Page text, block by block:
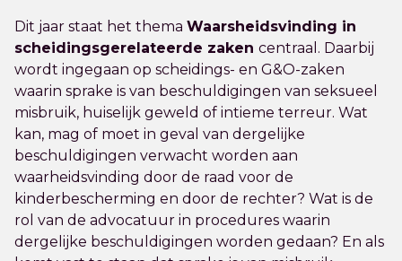
Dit jaar staat het thema Waarsheidsvinding in
scheidingsgerelateerde zaken centraal. Daarbij
wordt ingegaan op scheidings- en G&O-zaken
waarin sprake is van beschuldigingen van seksueel
misbruik, huiselijk geweld of intieme terreur. Wat
kan, mag of moet in geval van dergelijke
beschuldigingen verwacht worden aan
waarheidsvinding door de raad voor de
kinderbescherming en door de rechter? Wat is de
rol van de advocatuur in procedures waarin
dergelijke beschuldigingen worden gedaan? En als